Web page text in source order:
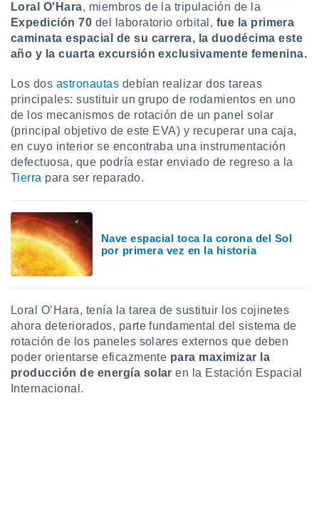
el sitio
se
para
ni para
aunque
no
Puedes
acceder a
web a
únicos
similares
como
sitio
IP
Loral O'Hara, miembros de la tripulación de la
Expedición 70 del laboratorio orbital, fue la primera
caminata espacial de su carrera, la duodécima este
año y la cuarta excursión exclusivamente femenina.
Los dos astronautas debían realizar dos tareas
principales: sustituir un grupo de rodamientos en uno
de los mecanismos de rotación de un panel solar
(principal objetivo de este EVA) y recuperar una caja,
en cuyo interior se encontraba una instrumentación
defectuosa, que podría estar enviado de regreso a la
Tierra para ser reparado.
Nave espacial toca la corona del Sol
por primera vez en la historia
Loral O’Hara, tenía la tarea de sustituir los cojinetes
ahora deteriorados, parte fundamental del sistema de
rotación de los paneles solares externos que deben
poder orientarse eficazmente para maximizar la
producción de energía solar en la Estación Espacial
Internacional.